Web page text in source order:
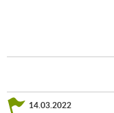
14.03.2022